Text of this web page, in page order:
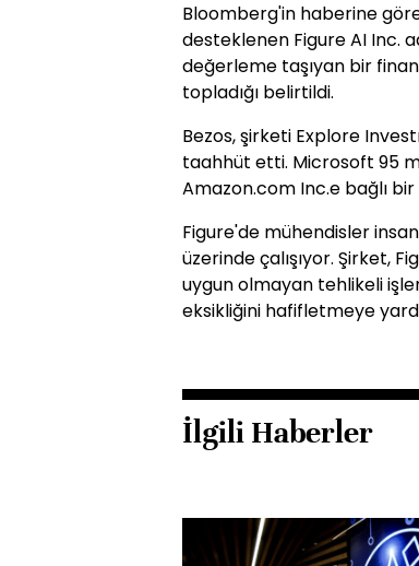
Bloomberg'in haberine
desteklenen Figure AI Inc.
değerleme taşıyan bir
topladığı belirtildi.
Bezos, şirketi Explore
taahhüt etti. Microsoft 95
Amazon.com Inc.e bağlı
Figure'de mühendisler
üzerinde çalışıyor. Şirket,
uygun olmayan tehlikeli
eksikliğini hafifletmeye
İlgili Haberler